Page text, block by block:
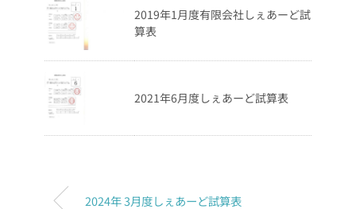
2019年1月度有限会社しぇあーど試
算表
2021年6月度しぇあーど試算表
2024年 3月度しぇあーど試算表